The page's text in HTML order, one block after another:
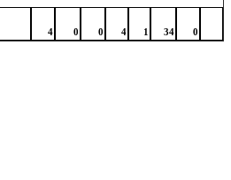
4 0 0 4 1 34 0